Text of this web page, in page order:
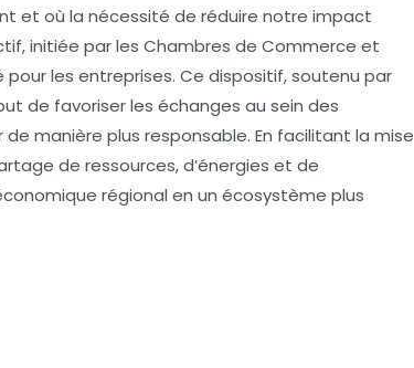
et où la nécessité de réduire notre impact
, initiée par les Chambres de Commerce et
les entreprises. Ce dispositif, soutenu par
de favoriser les échanges au sein des
manière plus responsable. En facilitant la mise
de ressources, d’énergies et de
régional en un écosystème plus